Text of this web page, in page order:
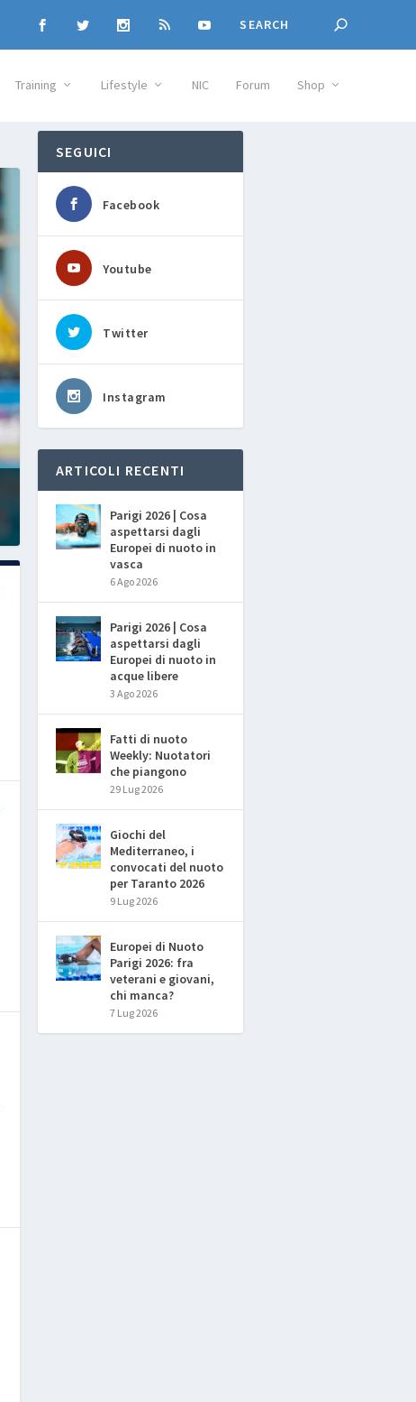
Training Lifestyle NIC Forum Shop
SEGUICI
Facebook
Youtube
Twitter
Instagram
ARTICOLI RECENTI
Parigi 2026 | Cosa
aspettarsi dagli
Europei di nuoto in
vasca
6 Ago 2026
Parigi 2026 | Cosa
aspettarsi dagli
Europei di nuoto in
acque libere
3 Ago 2026
Fatti di nuoto
Weekly: Nuotatori
che piangono
29 Lug 2026
Giochi del
Mediterraneo, i
convocati del nuoto
per Taranto 2026
9 Lug 2026
Europei di Nuoto
Parigi 2026: fra
veterani e giovani,
chi manca?
7 Lug 2026